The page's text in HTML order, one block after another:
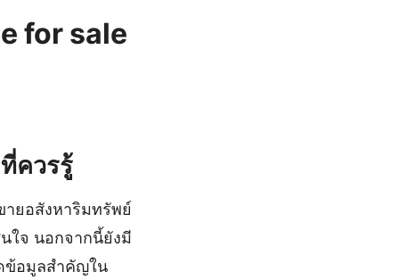
for sale
ควรรู้
ยอสังหาริมทรัพย์
ใจ นอกจากนี้ยังมี
ข้อมูลสำคัญใน